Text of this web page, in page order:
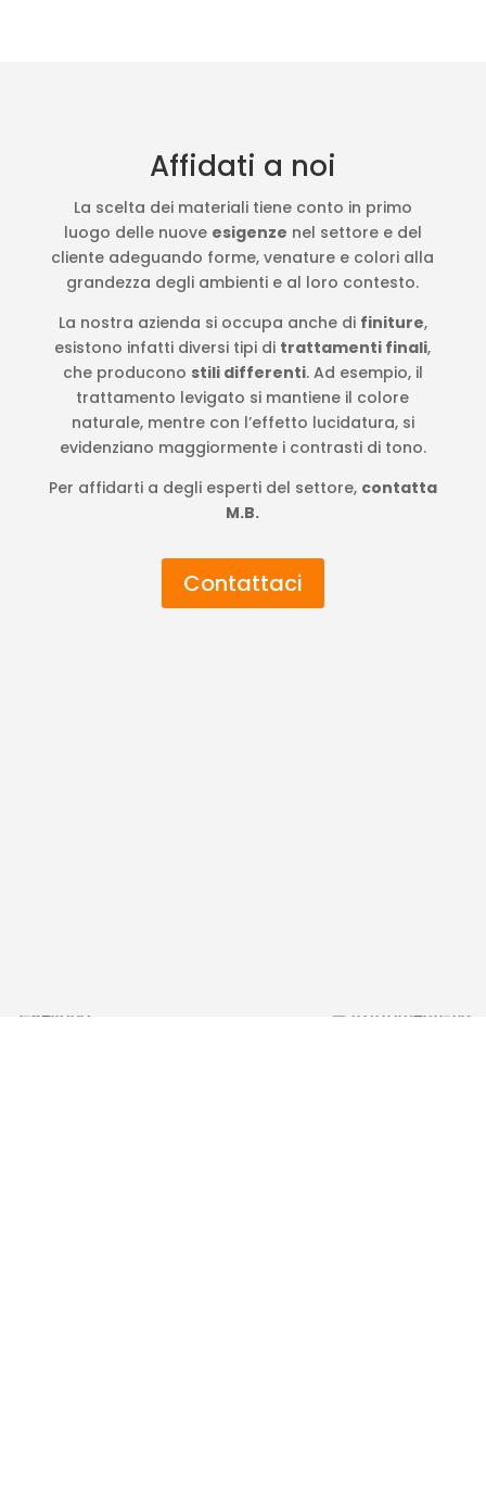
Affidati a noi
La scelta dei materiali tiene conto in primo
luogo delle nuove esigenze nel settore e del
cliente adeguando forme, venature e colori alla
grandezza degli ambienti e al loro contesto.
La nostra azienda si occupa anche di finiture,
esistono infatti diversi tipi di trattamenti finali,
che producono stili differenti. Ad esempio, il
trattamento levigato si mantiene il colore
naturale, mentre con l’effetto lucidatura, si
evidenziano maggiormente i contrasti di tono.
Per affidarti a degli esperti del settore, contatta
M.B.
Contattaci